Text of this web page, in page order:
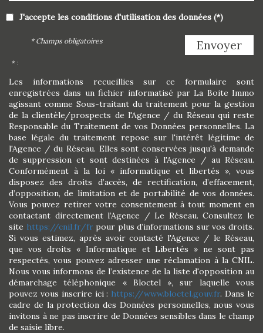
J'accepte les conditions d'utilisation des données (*)
Envoyer
* Champs obligatoires
* :
Les informations recueillies sur ce formulaire sont
enregistrées dans un fichier informatisé par La Boite Immo
agissant comme Sous-traitant du traitement pour la gestion
de la clientèle/prospects de l'Agence / du Réseau qui reste
Responsable du Traitement de vos Données personnelles. La
base légale du traitement repose sur l'intérêt légitime de
l'Agence / du Réseau. Elles sont conservées jusqu'à demande
de suppression et sont destinées à l'Agence / au Réseau.
Conformément à la loi « informatique et libertés », vous
disposez des droits d’accès, de rectification, d’effacement,
d’opposition, de limitation et de portabilité de vos données.
Vous pouvez retirer votre consentement à tout moment en
contactant directement l’Agence / Le Réseau. Consultez le
site https://cnil.fr/frpour plus d’informations sur vos droits.
Si vous estimez, après avoir contacté l'Agence / le Réseau,
que vos droits « Informatique et Libertés » ne sont pas
respectés, vous pouvez adresser une réclamation à la CNIL.
Nous vous informons de l’existence de la liste d'opposition au
démarchage téléphonique « Bloctel », sur laquelle vous
pouvez vous inscrire ici : https://www.bloctel.gouv.fr. Dans le
cadre de la protection des Données personnelles, nous vous
invitons à ne pas inscrire de Données sensibles dans le champ
de saisie libre.